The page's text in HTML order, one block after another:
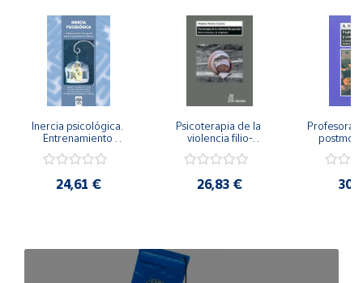
Inercia psicológica.
Entrenamiento
Igualdad de Género.
24,61 €
Psicoterapia de la
violencia filio-
secreto y la
26,83 €